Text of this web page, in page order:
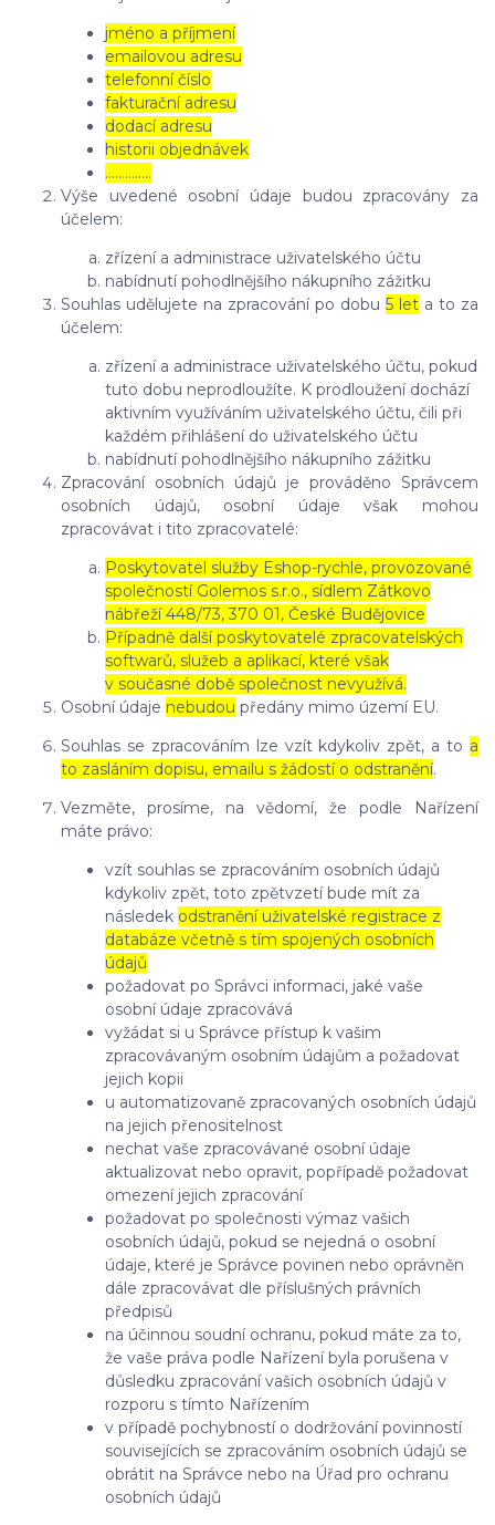
jméno a příjmení
emailovou adresu
telefonní číslo
fakturační adresu
dodací adresu
historii objednávek
…………..
Výše uvedené osobní údaje budou zpracovány za
účelem:
zřízení a administrace uživatelského účtu
nabídnutí pohodlnějšího nákupního zážitku
Souhlas udělujete na zpracování po dobu 5 leta to za
účelem:
zřízení a administrace uživatelského účtu, pokud
tuto dobu neprodloužíte. K prodloužení dochází
aktivním využíváním uživatelského účtu, čili při
každém přihlášení do uživatelského účtu
nabídnutí pohodlnějšího nákupního zážitku
Zpracování osobních údajů je prováděno Správcem
osobních údajů, osobní údaje však mohou
zpracovávat i tito zpracovatelé:
Poskytovatel služby Eshop-rychle, provozované
společností Golemos s.r.o., sídlem Zátkovo
nábřeží 448/73, 370 01, České Budějovice
Případně další poskytovatelé zpracovatelských
softwarů, služeb a aplikací, které však
v současné době společnost nevyužívá.
Osobní údaje nebudou předány mimo území EU.
Souhlas se zpracováním lze vzít kdykoliv zpět, a to a
to zasláním dopisu, emailu s žádostí o odstranění.
Vezměte, prosíme, na vědomí, že podle Nařízení
máte právo:
vzít souhlas se zpracováním osobních údajů
kdykoliv zpět, toto zpětvzetí bude mít za
následek odstranění uživatelské registrace z
databáze včetně s tím spojených osobních
údajů
požadovat po Správci informaci, jaké vaše
osobní údaje zpracovává
vyžádat si u Správce přístup k vašim
zpracovávaným osobním údajům a požadovat
jejich kopii
u automatizovaně zpracovaných osobních údajů
na jejich přenositelnost
nechat vaše zpracovávané osobní údaje
aktualizovat nebo opravit, popřípadě požadovat
omezení jejich zpracování
požadovat po společnosti výmaz vašich
osobních údajů, pokud se nejedná o osobní
údaje, které je Správce povinen nebo oprávněn
dále zpracovávat dle příslušných právních
předpisů
na účinnou soudní ochranu, pokud máte za to,
že vaše práva podle Nařízení byla porušena v
důsledku zpracování vašich osobních údajů v
rozporu s tímto Nařízením
v případě pochybností o dodržování povinností
souvisejících se zpracováním osobních údajů se
obrátit na Správce nebo na Úřad pro ochranu
osobních údajů